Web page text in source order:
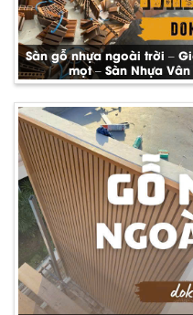
Sàn gỗ nhựa ngoài trời –
mọt – Sàn Nhựa